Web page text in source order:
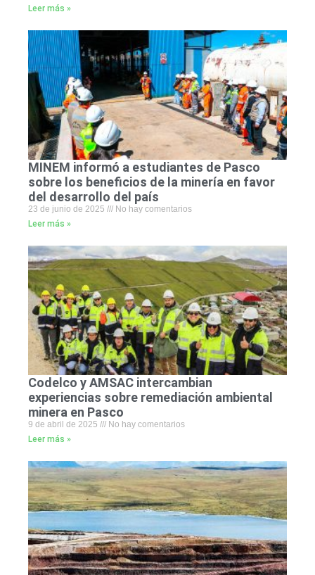
Leer más »
MINEM informó a estudiantes de Pasco
sobre los beneficios de la minería en favor
del desarrollo del país
23 de junio de 2025
No hay comentarios
Leer más »
Codelco y AMSAC intercambian
experiencias sobre remediación ambiental
minera en Pasco
9 de abril de 2025
No hay comentarios
Leer más »